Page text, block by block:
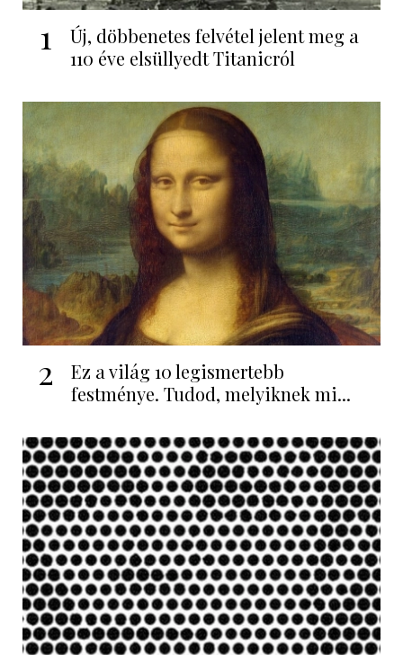
1
Új, döbbenetes felvétel jelent meg a
110 éve elsüllyedt Titanicról
2
Ez a világ 10 legismertebb
festménye. Tudod, melyiknek mi...